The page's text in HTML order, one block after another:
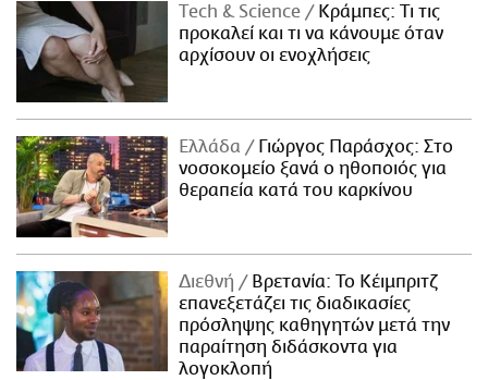
Τech & Science
Κράμπες: Τι τις
προκαλεί και τι να κάνουμε όταν
αρχίσουν οι ενοχλήσεις
Ελλάδα
Γιώργος Παράσχος: Στο
νοσοκομείο ξανά ο ηθοποιός για
θεραπεία κατά του καρκίνου
Διεθνή
Βρετανία: Το Κέιμπριτζ
επανεξετάζει τις διαδικασίες
πρόσληψης καθηγητών μετά την
παραίτηση διδάσκοντα για
λογοκλοπή